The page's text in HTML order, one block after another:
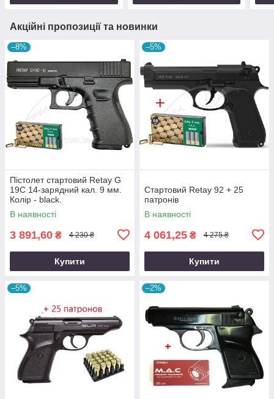
Акційні пропозиції та новинки
–8%
Пістолет стартовий Retay G
19C 14-зарядний кал. 9 мм.
Колір - black.
В наявності
3 891,60 ₴ 4 230 ₴
Купити
–5%
Стартовий Retay 92 + 25
патронів
В наявності
4 061,25 ₴ 4 275 ₴
Купити
–5% –2%